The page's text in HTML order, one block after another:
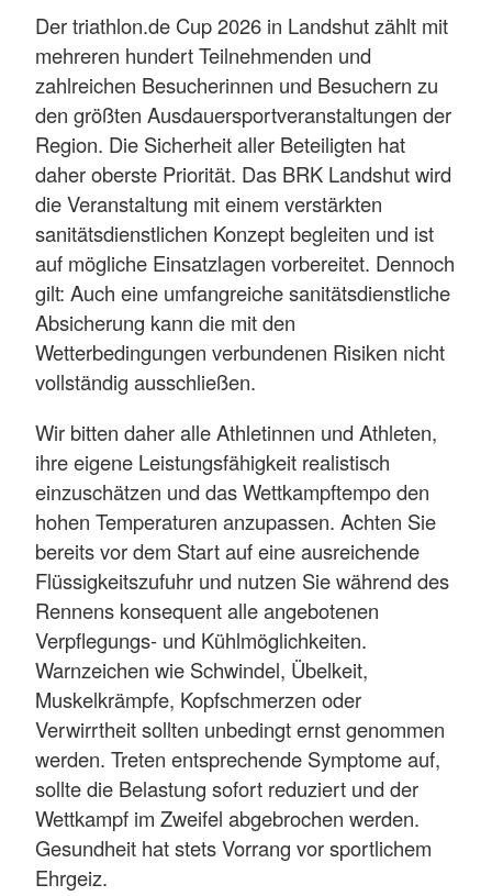
Der triathlon.de Cup 2026 in Landshut zählt mit
mehreren hundert Teilnehmenden und
zahlreichen Besucherinnen und Besuchern zu
den größten Ausdauersportveranstaltungen der
Region. Die Sicherheit aller Beteiligten hat
daher oberste Priorität. Das BRK Landshut wird
die Veranstaltung mit einem verstärkten
sanitätsdienstlichen Konzept begleiten und ist
auf mögliche Einsatzlagen vorbereitet. Dennoch
gilt: Auch eine umfangreiche sanitätsdienstliche
Absicherung kann die mit den
Wetterbedingungen verbundenen Risiken nicht
vollständig ausschließen.
Wir bitten daher alle Athletinnen und Athleten,
ihre eigene Leistungsfähigkeit realistisch
einzuschätzen und das Wettkampftempo den
hohen Temperaturen anzupassen. Achten Sie
bereits vor dem Start auf eine ausreichende
Flüssigkeitszufuhr und nutzen Sie während des
Rennens konsequent alle angebotenen
Verpflegungs- und Kühlmöglichkeiten.
Warnzeichen wie Schwindel, Übelkeit,
Muskelkrämpfe, Kopfschmerzen oder
Verwirrtheit sollten unbedingt ernst genommen
werden. Treten entsprechende Symptome auf,
sollte die Belastung sofort reduziert und der
Wettkampf im Zweifel abgebrochen werden.
Gesundheit hat stets Vorrang vor sportlichem
Ehrgeiz.